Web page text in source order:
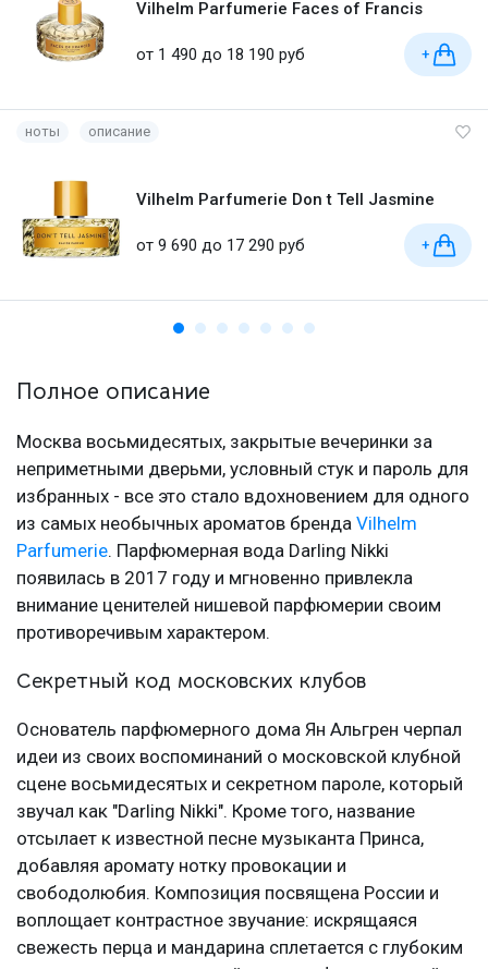
Vilhelm Parfumerie Faces of Francis
от 1 490 до 18 190 руб +
ноты описание
Vilhelm Parfumerie Don t Tell Jasmine
от 9 690 до 17 290 руб +
Полное описание
Москва восьмидесятых, закрытые вечеринки за
неприметными дверьми, условный стук и пароль для
избранных - все это стало вдохновением для одного
из самых необычных ароматов бренда Vilhelm
Parfumerie. Парфюмерная вода Darling Nikki
появилась в 2017 году и мгновенно привлекла
внимание ценителей нишевой парфюмерии своим
противоречивым характером.
Секретный код московских клубов
Основатель парфюмерного дома Ян Альгрен черпал
идеи из своих воспоминаний о московской клубной
сцене восьмидесятых и секретном пароле, который
звучал как "Darling Nikki". Кроме того, название
отсылает к известной песне музыканта Принса,
добавляя аромату нотку провокации и
свободолюбия. Композиция посвящена России и
воплощает контрастное звучание: искрящаяся
свежесть перца и мандарина сплетается с глубоким